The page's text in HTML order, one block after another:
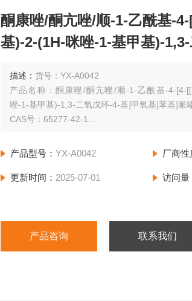
酮康唑/酮亢唑/顺-1-乙酰基-
基)-2-(1H-咪唑-1-基甲基)-
描述：货号：YX-A0042
产品名称：酮康唑/酮亢唑/顺-1-乙酰基-4-[4-
唑-1-基甲基)-1,3-二氧戊环-4-基]甲氧基]苯基]哌
CAS号：65277-42-1
产品型号：YX-A0042 厂商性
更新时间： 2025-07-01 访问量
产品咨询 联系我们